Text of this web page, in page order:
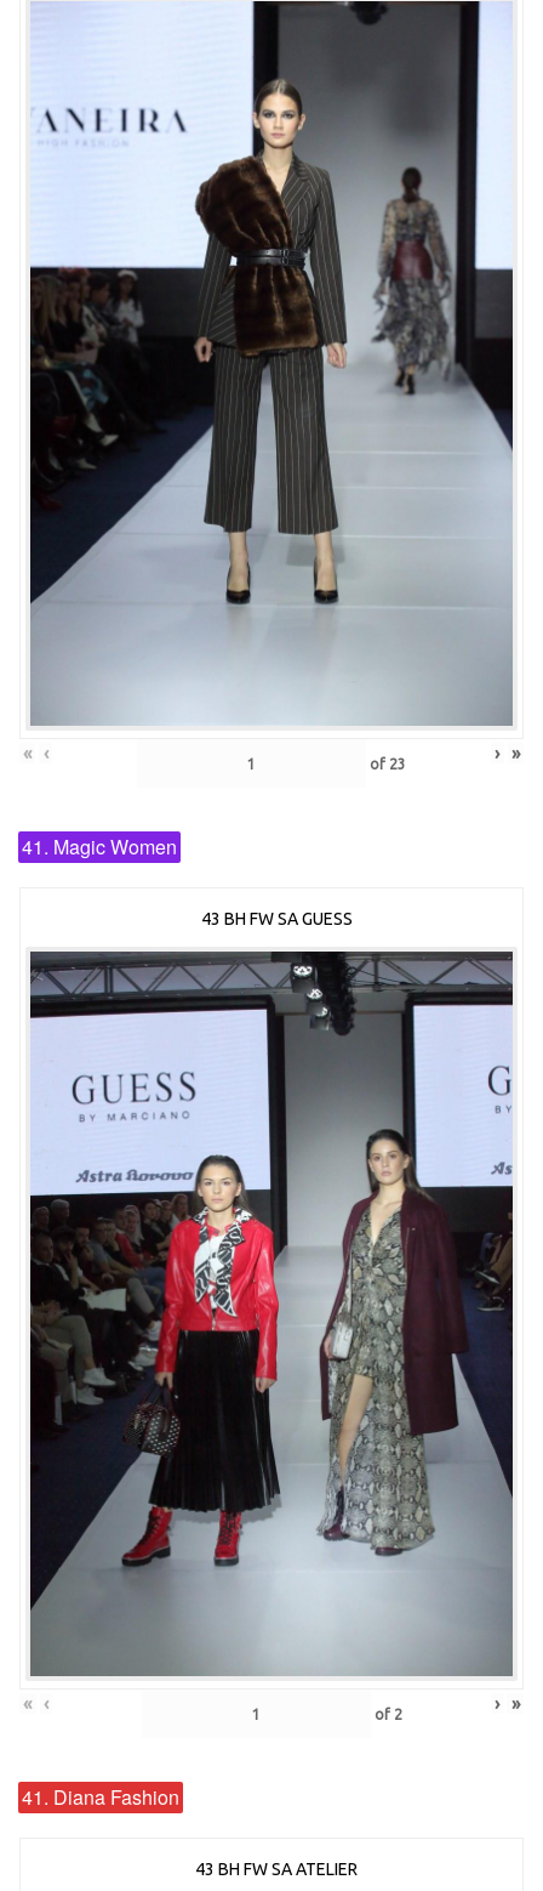
« ‹ of 23 › »
41. Magic Women
43 BH FW SA GUESS
« ‹ of 2 › »
41. Diana Fashion
43 BH FW SA ATELIER